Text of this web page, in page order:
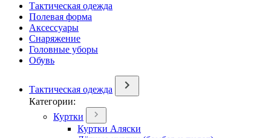
Тактическая одежда
Полевая форма
Аксессуары
Снаряжение
Головные уборы
Обувь
Тактическая одежда
Категории:
Куртки
Куртки Аляски